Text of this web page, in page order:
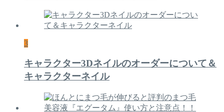
3
キャラクター3Dネイルのオーダーについて＆
キャラクターネイル